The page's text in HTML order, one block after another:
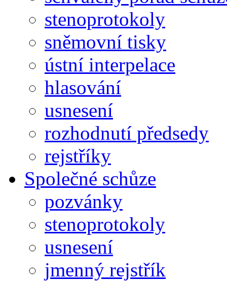
stenoprotokoly
sněmovní tisky
ústní interpelace
hlasování
usnesení
rozhodnutí předsedy
rejstříky
Společné schůze
pozvánky
stenoprotokoly
usnesení
jmenný rejstřík